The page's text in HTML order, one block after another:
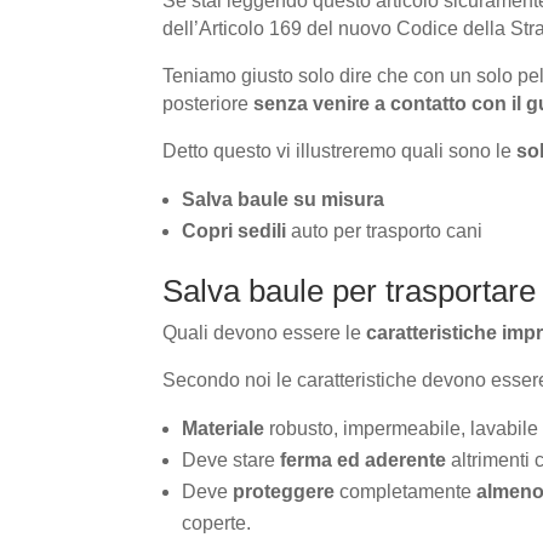
dell’Articolo 169 del nuovo Codice della
Teniamo giusto solo dire che con un solo
posterioresenza venire a contatto con il
Detto questo vi illustreremo quali sono le
Salva baule su misura
Copri sedili auto per trasporto cani
Salva baule per
Quali devono essere lecaratteristiche
Secondo noi le caratteristiche devono
Materiale robusto, impermeabile, lavabile
Deve stareferma ed aderente altrimenti
Deve proteggere completamente
coperte.